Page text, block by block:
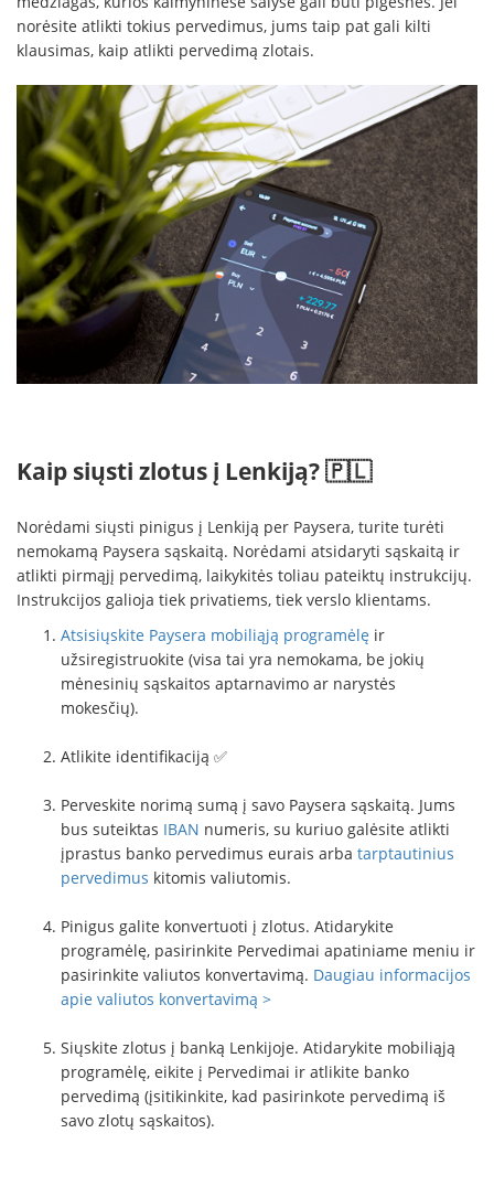
norėsite atlikti tokius pervedimus, jums taip pat gali kilti
klausimas, kaip atlikti pervedimą zlotais.
Kaip siųsti zlotus į Lenkiją? 🇵🇱
Norėdami siųsti pinigus į Lenkiją per Paysera, turite turėti
nemokamą Paysera sąskaitą. Norėdami atsidaryti sąskaitą ir
atlikti pirmąjį pervedimą, laikykitės toliau pateiktų instrukcijų.
Instrukcijos galioja tiek privatiems, tiek verslo klientams.
Atsisiųskite Paysera mobiliąją programėlę ir
užsiregistruokite (visa tai yra nemokama, be jokių
mėnesinių sąskaitos aptarnavimo ar narystės
mokesčių).
Atlikite identifikaciją ✅
Perveskite norimą sumą į savo Paysera sąskaitą. Jums
bus suteiktas IBAN numeris, su kuriuo galėsite atlikti
įprastus banko pervedimus eurais arba tarptautinius
pervedimus kitomis valiutomis.
Pinigus galite konvertuoti į zlotus. Atidarykite
programėlę, pasirinkite Pervedimai apatiniame meniu ir
pasirinkite valiutos konvertavimą. Daugiau informacijos
apie valiutos konvertavimą >
Siųskite zlotus į banką Lenkijoje. Atidarykite mobiliąją
programėlę, eikite į Pervedimai ir atlikite banko
pervedimą (įsitikinkite, kad pasirinkote pervedimą iš
savo zlotų sąskaitos).